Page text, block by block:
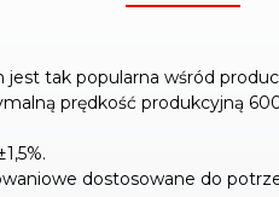
tak popularna wśród
prędkość produkcyjną
dostosowane do